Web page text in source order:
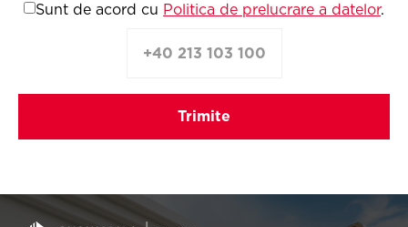
Sunt de acord cu Politica de prelucrare a datelor.
+40 213 103 100